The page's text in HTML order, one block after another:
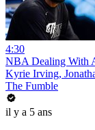
4:30
NBA Dealing With
Kyrie Irving,
The Fumble
il y a 5 ans